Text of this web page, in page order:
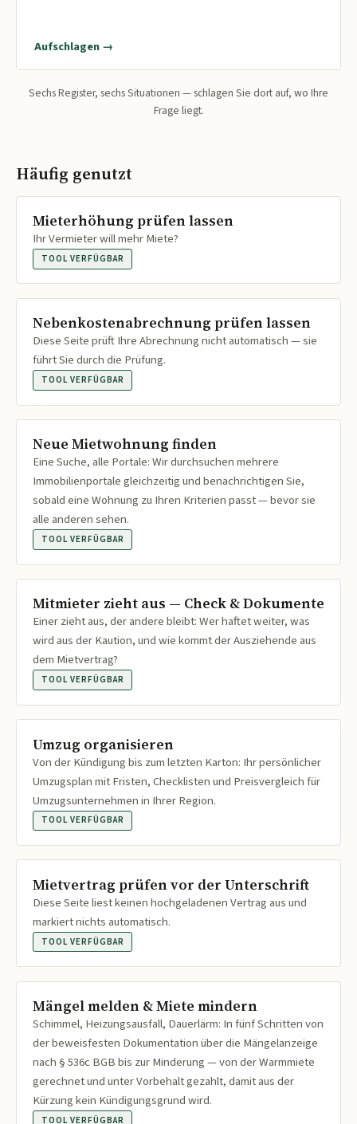
Aufschlagen →
Sechs Register, sechs Situationen — schlagen Sie dort auf, wo Ihre
Frage liegt.
Häufig genutzt
Mieterhöhung prüfen lassen
Ihr Vermieter will mehr Miete?
TOOL VERFÜGBAR
Nebenkostenabrechnung prüfen lassen
Diese Seite prüft Ihre Abrechnung nicht automatisch — sie
führt Sie durch die Prüfung.
TOOL VERFÜGBAR
Neue Mietwohnung finden
Eine Suche, alle Portale: Wir durchsuchen mehrere
Immobilienportale gleichzeitig und benachrichtigen Sie,
sobald eine Wohnung zu Ihren Kriterien passt — bevor sie
alle anderen sehen.
TOOL VERFÜGBAR
Mitmieter zieht aus — Check & Dokumente
Einer zieht aus, der andere bleibt: Wer haftet weiter, was
wird aus der Kaution, und wie kommt der Ausziehende aus
dem Mietvertrag?
TOOL VERFÜGBAR
Umzug organisieren
Von der Kündigung bis zum letzten Karton: Ihr persönlicher
Umzugsplan mit Fristen, Checklisten und Preisvergleich für
Umzugsunternehmen in Ihrer Region.
TOOL VERFÜGBAR
Mietvertrag prüfen vor der Unterschrift
Diese Seite liest keinen hochgeladenen Vertrag aus und
markiert nichts automatisch.
TOOL VERFÜGBAR
Mängel melden & Miete mindern
Schimmel, Heizungsausfall, Dauerlärm: In fünf Schritten von
der beweisfesten Dokumentation über die Mängelanzeige
nach § 536c BGB bis zur Minderung — von der Warmmiete
gerechnet und unter Vorbehalt gezahlt, damit aus der
Kürzung kein Kündigungsgrund wird.
TOOL VERFÜGBAR